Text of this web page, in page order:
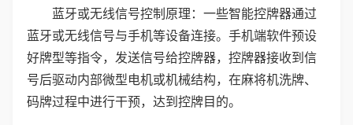
蓝牙或无线信号控制原理：一些智能控牌器通过
蓝牙或无线信号与手机等设备连接。手机端软件预设
好牌型等指令，发送信号给控牌器，控牌器接收到信
号后驱动内部微型电机或机械结构，在麻将机洗牌、
码牌过程中进行干预，达到控牌目的。